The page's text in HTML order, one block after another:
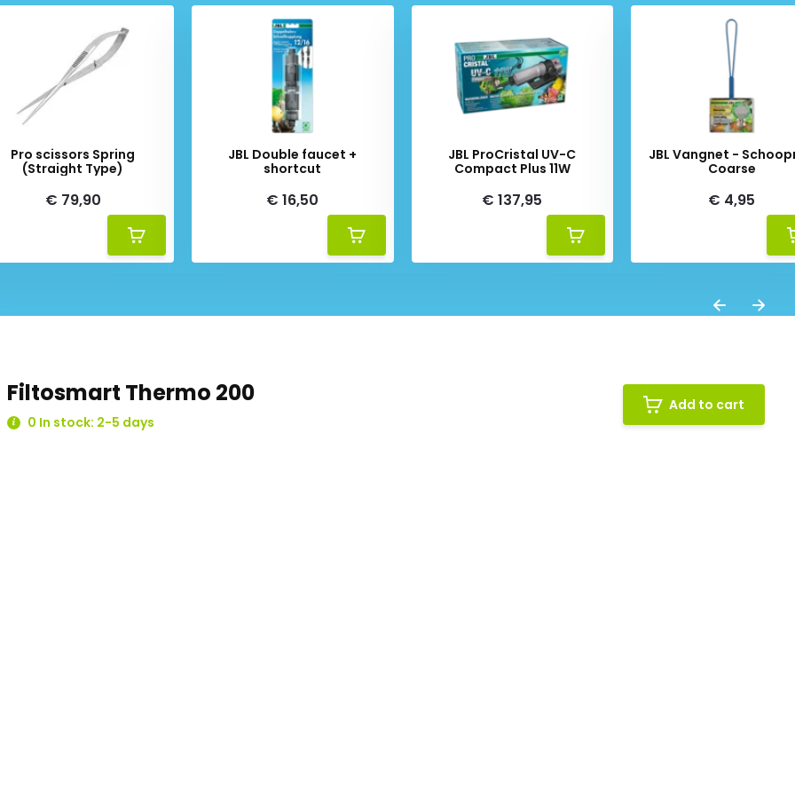
Pro scissors Spring
(Straight Type)
€ 79,90
JBL Double faucet +
shortcut
€ 16,50
JBL ProCristal UV-C
Compact Plus 11W
€ 137,95
JBL Vangnet -
Coarse
€ 4,95
Filtosmart Thermo 200
0 In stock: 2-5 days
Add to cart